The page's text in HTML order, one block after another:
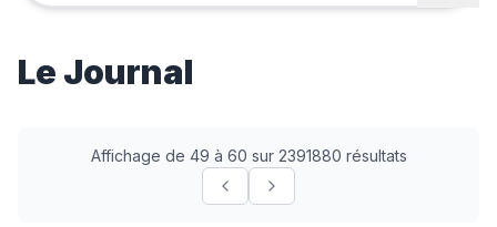
Le Journal
Affichage de 49 à 60 sur 2391880 résultats